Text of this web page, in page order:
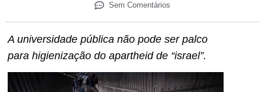
Sem Comentários
A universidade pública não pode ser palco
para higienização do apartheid de “israel”.